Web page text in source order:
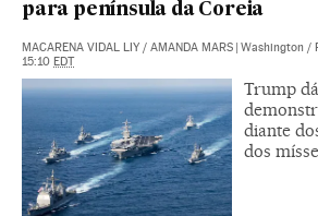
para península da Coreia
MACARENA VIDAL LIY / AMANDA MARS Washington /
15:10 EDT
Trump
diante
dos